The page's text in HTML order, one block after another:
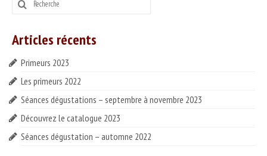
CONTACT
Catalogue des vins HT
Catalogue pro cadeaux fin d’année
:
Articles récents
Primeurs 2023
Les primeurs 2022
Séances dégustations – septembre à novembre 2023
Découvrez le catalogue 2023
Séances dégustation – automne 2022